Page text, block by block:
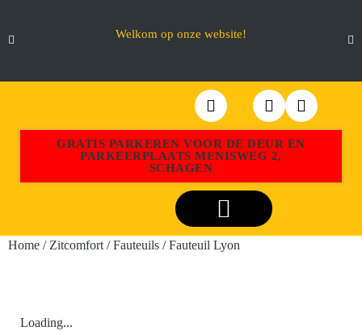
Welkom op onze website!
GRATIS PARKEREN VOOR DE DEUR EN
PARKEERPLAATS MENISWEG 2,
SCHAGEN
Home / Zitcomfort /Fauteuils / Fauteuil Lyon
Loading...